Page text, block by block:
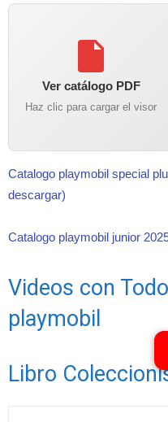
Ver catálogo PDF
Haz clic para cargar el visor
Catalogo playmobil special
descargar)
Catalogo playmobil junior
Videos con
playmobil
Libro